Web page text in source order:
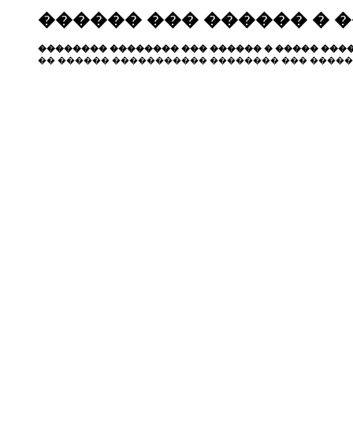
������ ��� ������ �
�������� �������� ��� ������ � �����
�� ������ ����������� �������� ���